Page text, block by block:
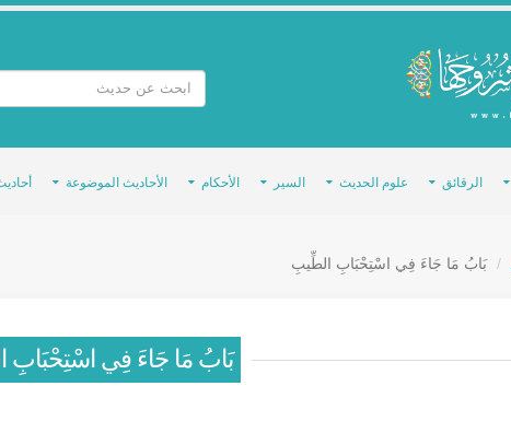
الرقائق علوم الحديث السير الأحكام الأحاديث الموضوعة
بَابُ مَا جَاءَ فِي اسْتِحْبَابِ الطِّيبِ
بَابُ مَا جَاءَ فِي اسْتِحْبَابِ